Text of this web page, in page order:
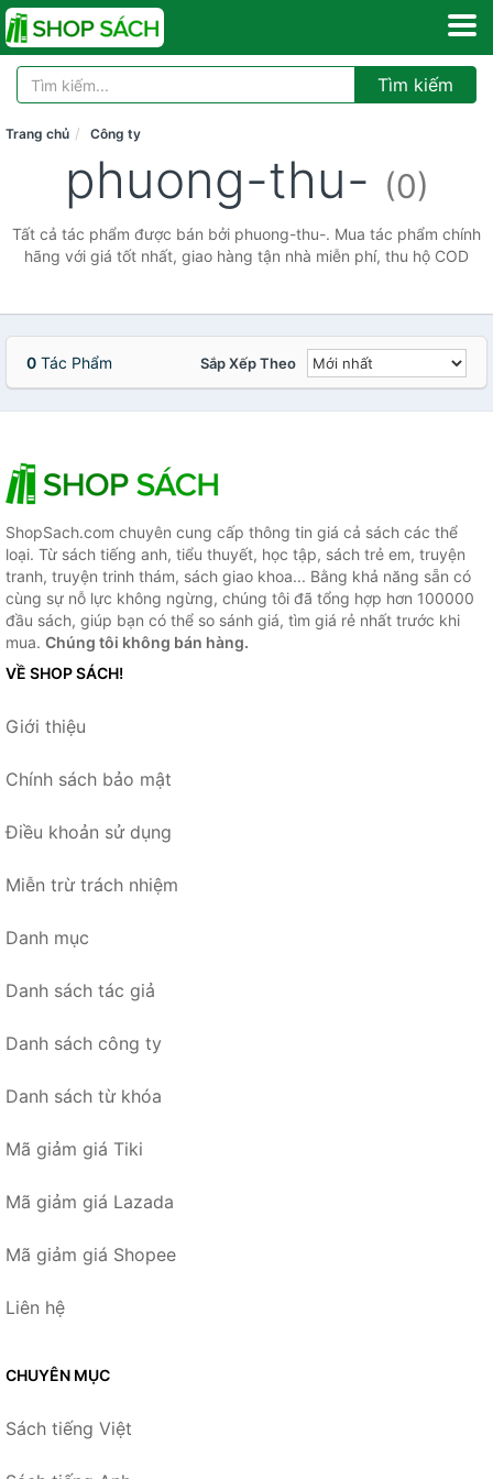
Tìm kiếm
Trang chủ Công ty
phuong-thu- (0)
Tất cả tác phẩm được bán bởi phuong-thu-. Mua tác phẩm chính
hãng với giá tốt nhất, giao hàng tận nhà miễn phí, thu hộ COD
0 Tác Phẩm Sắp Xếp Theo
ShopSach.com chuyên cung cấp thông tin giá cả sách các thể
loại. Từ sách tiếng anh, tiểu thuyết, học tập, sách trẻ em, truyện
tranh, truyện trinh thám, sách giao khoa... Bằng khả năng sẵn có
cùng sự nỗ lực không ngừng, chúng tôi đã tổng hợp hơn 100000
đầu sách, giúp bạn có thể so sánh giá, tìm giá rẻ nhất trước khi
mua. Chúng tôi không bán hàng.
VỀ SHOP SÁCH!
Giới thiệu
Chính sách bảo mật
Điều khoản sử dụng
Miễn trừ trách nhiệm
Danh mục
Danh sách tác giả
Danh sách công ty
Danh sách từ khóa
Mã giảm giá Tiki
Mã giảm giá Lazada
Mã giảm giá Shopee
Liên hệ
CHUYÊN MỤC
Sách tiếng Việt